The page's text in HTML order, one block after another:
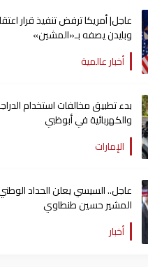
عاجل| أمريكا ترفض تنفيذ قرار
وبايدن يصفه بـ«المشين»
أخبار عالمية
بدء تطبيق مخالفات استخدام
والكهربائية في أبوظبي
الإمارات
عاجل.. السيسي يعلن الحداد
المشير حسين طنطاوي
أخبار